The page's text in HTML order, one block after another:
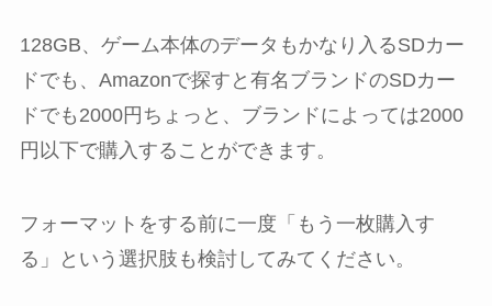
128GB、ゲーム本体のデータもかなり入るSDカー
ドでも、Amazonで探すと有名ブランドのSDカー
ドでも2000円ちょっと、ブランドによっては2000
円以下で購入することができます。
フォーマットをする前に一度「もう一枚購入す
る」という選択肢も検討してみてください。